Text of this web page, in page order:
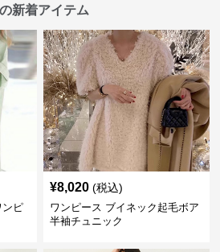
新着アイテム
ンピ
¥8,020 (税込)
ワンピース ブイネック起毛ボア
半袖チュニック